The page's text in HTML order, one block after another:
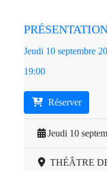
Jeudi 10 septembre
19:00
Réserver
Jeudi 10
THÉÂTRE